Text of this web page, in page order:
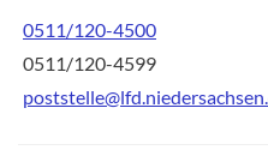
0511/120-4500
0511/120-4599